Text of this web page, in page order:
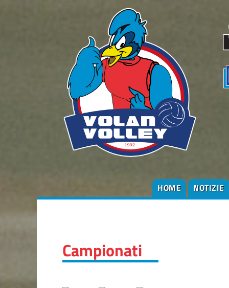
HOME NOTIZIE
Campionati